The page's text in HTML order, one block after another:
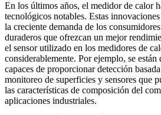
En los últimos años, el medidor de calor
tecnológicos notables. Estas
la creciente demanda de los
duraderos que ofrezcan un mejor
el sensor utilizado en los medidores de
considerablemente. Por ejemplo, se están
capaces de proporcionar detección
monitoreo de superficies y sensores que
las características de composición del
aplicaciones industriales.